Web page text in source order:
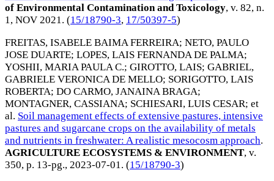
of Environmental Contamination and Toxicology, v. 82, n.
1, NOV 2021. (15/18790-3, 17/50397-5)
FREITAS, ISABELE BAIMA FERREIRA; NETO, PAULO
JOSE DUARTE; LOPES, LAIS FERNANDA DE PALMA;
YOSHII, MARIA PAULA C.; GIROTTO, LAIS; GABRIEL,
GABRIELE VERONICA DE MELLO; SORIGOTTO, LAIS
ROBERTA; DO CARMO, JANAINA BRAGA;
MONTAGNER, CASSIANA; SCHIESARI, LUIS CESAR; et
al. Soil management effects of extensive pastures, intensive
pastures and sugarcane crops on the availability of metals
and nutrients in freshwater: A realistic mesocosm approach.
AGRICULTURE ECOSYSTEMS & ENVIRONMENT, v.
350, p. 13-pg., 2023-07-01. (15/18790-3)